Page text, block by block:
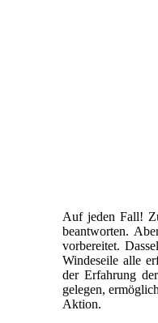
Auf jeden Fall!
beantworten.
vorbereitet.
Windeseile alle
der Erfahrung
gelegen,
Aktion.